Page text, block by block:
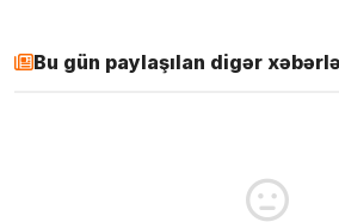
Bu gün paylaşılan digər